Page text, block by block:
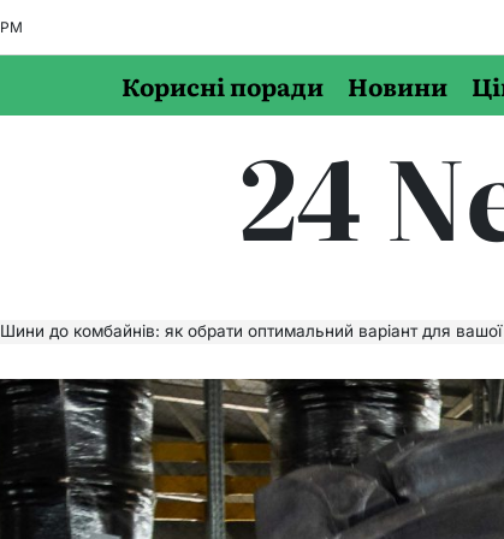
PM
Корисні поради Новини
24
Шини до комбайнів: як обрати оптимальний варіант для вашої